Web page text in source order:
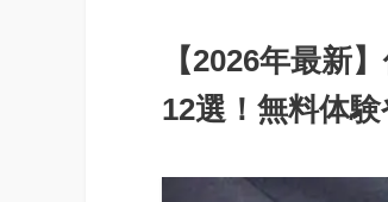
【2026年最新
12選！無料体